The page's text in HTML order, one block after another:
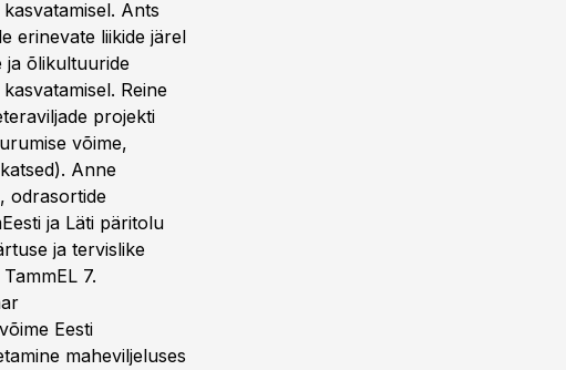
Ants
erinevate liikide järel
ja õlikultuuride
Reine
projekti
võime,
Anne
odrasortide
ja Läti päritolu
ja tervislike
7.
Eesti
maheviljeluses